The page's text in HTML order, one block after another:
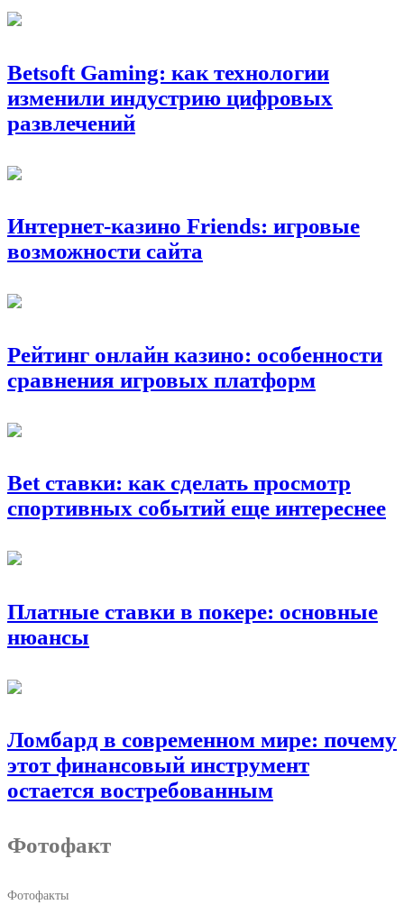
Betsoft Gaming: как технологии
изменили индустрию цифровых
развлечений
Интернет-казино Friends: игровые
возможности сайта
Рейтинг онлайн казино: особенности
сравнения игровых платформ
Bet ставки: как сделать просмотр
спортивных событий еще интереснее
Платные ставки в покере: основные
нюансы
Ломбард в современном мире: почему
этот финансовый инструмент
остается востребованным
Фотофакт
Фотофакты